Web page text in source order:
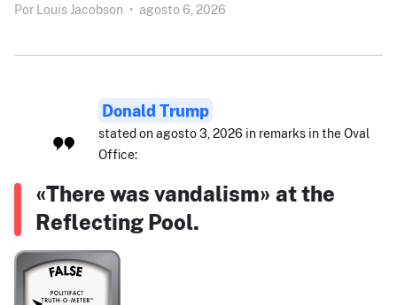
Por Louis Jacobson • agosto 6, 2026
Donald Trump
stated on agosto 3, 2026 in remarks in the Oval
Office:
«There was vandalism» at the
Reflecting Pool.